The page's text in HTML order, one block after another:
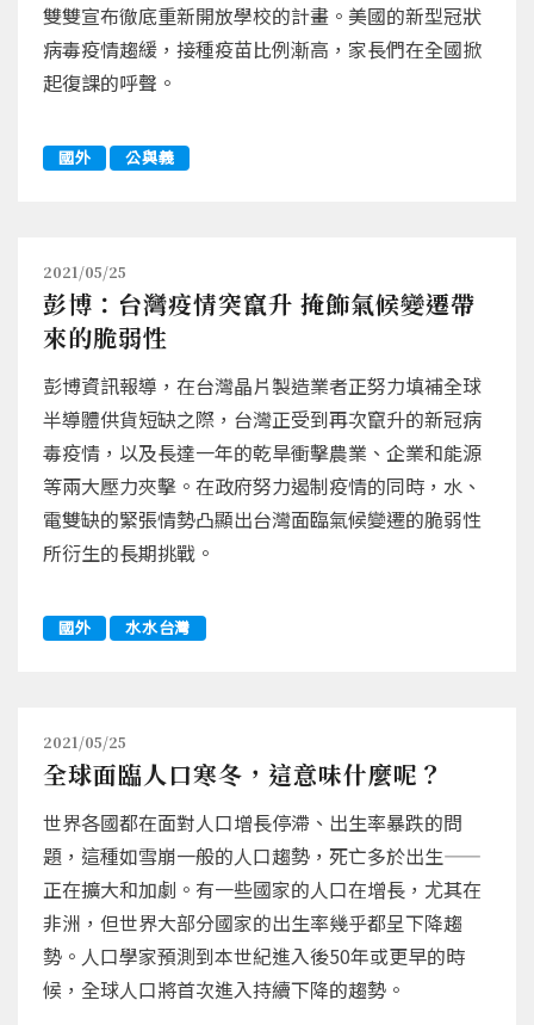
雙雙宣布徹底重新開放學校的計畫。美國的新型冠狀
病毒疫情趨緩，接種疫苗比例漸高，家長們在全國掀
起復課的呼聲。
國外 公與義
2021/05/25
彭博：台灣疫情突竄升 掩飾氣候變遷帶
來的脆弱性
彭博資訊報導，在台灣晶片製造業者正努力填補全球
半導體供貨短缺之際，台灣正受到再次竄升的新冠病
毒疫情，以及長達一年的乾旱衝擊農業、企業和能源
等兩大壓力夾擊。在政府努力遏制疫情的同時，水、
電雙缺的緊張情勢凸顯出台灣面臨氣候變遷的脆弱性
所衍生的長期挑戰。
國外 水水台灣
2021/05/25
全球面臨人口寒冬，這意味什麼呢？
世界各國都在面對人口增長停滯、出生率暴跌的問
題，這種如雪崩一般的人口趨勢，死亡多於出生——
正在擴大和加劇。有一些國家的人口在增長，尤其在
非洲，但世界大部分國家的出生率幾乎都呈下降趨
勢。人口學家預測到本世紀進入後50年或更早的時
候，全球人口將首次進入持續下降的趨勢。